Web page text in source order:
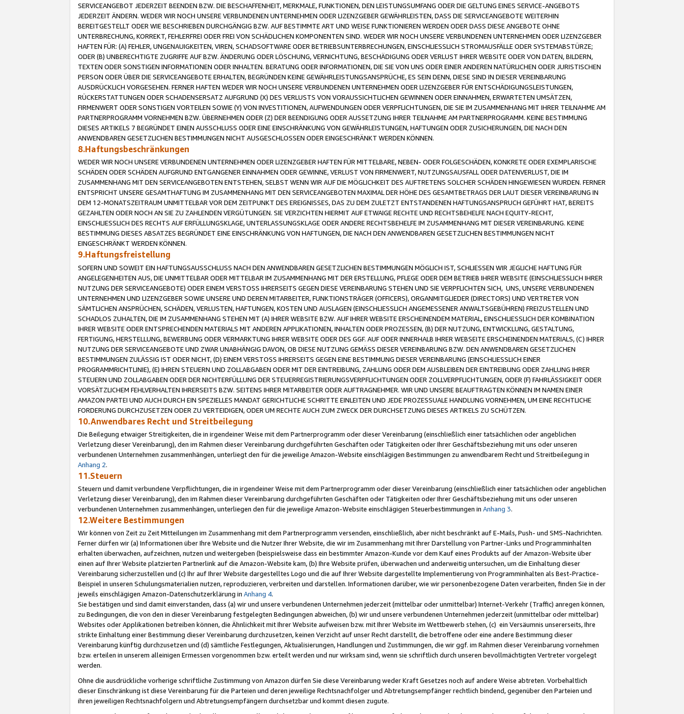
SERVICEANGEBOT JEDERZEIT BEENDEN BZW. DIE BESCHAFFENHEIT, MERKMALE, FUNKTIONEN, DEN LEISTUNGSUMFANG ODER DIE GELTUNG EINES SERVICE-ANGEBOTS
JEDERZEIT ÄNDERN. WEDER WIR NOCH UNSERE VERBUNDENEN UNTERNEHMEN ODER LIZENZGEBER GEWÄHRLEISTEN, DASS DIE SERVICEANGEBOTE WEITERHIN
BEREITGESTELLT ODER WIE BESCHRIEBEN DURCHGÄNGIG BZW. AUF BESTIMMTE ART UND WEISE FUNKTIONIEREN WERDEN ODER DASS DIESE ANGEBOTE OHNE
UNTERBRECHUNG, KORREKT, FEHLERFREI ODER FREI VON SCHÄDLICHEN KOMPONENTEN SIND. WEDER WIR NOCH UNSERE VERBUNDENEN UNTERNEHMEN ODER LIZENZGEBER
HAFTEN FÜR: (A) FEHLER, UNGENAUIGKEITEN, VIREN, SCHADSOFTWARE ODER BETRIEBSUNTERBRECHUNGEN, EINSCHLIESSLICH STROMAUSFÄLLE ODER SYSTEMABSTÜRZE;
ODER (B) UNBERECHTIGTE ZUGRIFFE AUF BZW. ÄNDERUNG ODER LÖSCHUNG, VERNICHTUNG, BESCHÄDIGUNG ODER VERLUST IHRER WEBSITE ODER VON DATEN, BILDERN,
TEXTEN ODER SONSTIGEN INFORMATIONEN ODER INHALTEN. BERATUNG ODER INFORMATIONEN, DIE SIE VON UNS ODER EINER ANDEREN NATÜRLICHEN ODER JURISTISCHEN
PERSON ODER ÜBER DIE SERVICEANGEBOTE ERHALTEN, BEGRÜNDEN KEINE GEWÄHRLEISTUNGSANSPRÜCHE, ES SEIN DENN, DIESE SIND IN DIESER VEREINBARUNG
AUSDRÜCKLICH VORGESEHEN. FERNER HAFTEN WEDER WIR NOCH UNSERE VERBUNDENEN UNTERNEHMEN ODER LIZENZGEBER FÜR ENTSCHÄDIGUNGSLEISTUNGEN,
RÜCKERSTATTUNGEN ODER SCHADENSERSATZ AUFGRUND (X) DES VERLUSTS VON VORAUSSICHTLICHEN GEWINNEN ODER EINNAHMEN, ERWARTETEN UMSÄTZEN,
FIRMENWERT ODER SONSTIGEN VORTEILEN SOWIE (Y) VON INVESTITIONEN, AUFWENDUNGEN ODER VERPFLICHTUNGEN, DIE SIE IM ZUSAMMENHANG MIT IHRER TEILNAHME AM
PARTNERPROGRAMM VORNEHMEN BZW. ÜBERNEHMEN ODER (Z) DER BEENDIGUNG ODER AUSSETZUNG IHRER TEILNAHME AM PARTNERPROGRAMM. KEINE BESTIMMUNG
DIESES ARTIKELS 7 BEGRÜNDET EINEN AUSSCHLUSS ODER EINE EINSCHRÄNKUNG VON GEWÄHRLEISTUNGEN, HAFTUNGEN ODER ZUSICHERUNGEN, DIE NACH DEN
ANWENDBAREN GESETZLICHEN BESTIMMUNGEN NICHT AUSGESCHLOSSEN ODER EINGESCHRÄNKT WERDEN KÖNNEN.
8.Haftungsbeschränkungen
WEDER WIR NOCH UNSERE VERBUNDENEN UNTERNEHMEN ODER LIZENZGEBER HAFTEN FÜR MITTELBARE, NEBEN- ODER FOLGESCHÄDEN, KONKRETE ODER EXEMPLARISCHE
SCHÄDEN ODER SCHÄDEN AUFGRUND ENTGANGENER EINNAHMEN ODER GEWINNE, VERLUST VON FIRMENWERT, NUTZUNGSAUSFALL ODER DATENVERLUST, DIE IM
ZUSAMMENHANG MIT DEN SERVICEANGEBOTEN ENTSTEHEN, SELBST WENN WIR AUF DIE MÖGLICHKEIT DES AUFTRETENS SOLCHER SCHÄDEN HINGEWIESEN WURDEN. FERNER
ENTSPRICHT UNSERE GESAMTHAFTUNG IM ZUSAMMENHANG MIT DEN SERVICEANGEBOTEN MAXIMAL DER HÖHE DES GESAMTBETRAGS DER LAUT DIESER VEREINBARUNG IN
DEM 12-MONATSZEITRAUM UNMITTELBAR VOR DEM ZEITPUNKT DES EREIGNISSES, DAS ZU DEM ZULETZT ENTSTANDENEN HAFTUNGSANSPRUCH GEFÜHRT HAT, BEREITS
GEZAHLTEN ODER NOCH AN SIE ZU ZAHLENDEN VERGÜTUNGEN. SIE VERZICHTEN HIERMIT AUF ETWAIGE RECHTE UND RECHTSBEHELFE NACH EQUITY-RECHT,
EINSCHLIESSLICH DES RECHTS AUF ERFÜLLUNGSKLAGE, UNTERLASSUNGSKLAGE ODER ANDERE RECHTSBEHELFE IM ZUSAMMENHANG MIT DIESER VEREINBARUNG. KEINE
BESTIMMUNG DIESES ABSATZES BEGRÜNDET EINE EINSCHRÄNKUNG VON HAFTUNGEN, DIE NACH DEN ANWENDBAREN GESETZLICHEN BESTIMMUNGEN NICHT
EINGESCHRÄNKT WERDEN KÖNNEN.
9.Haftungsfreistellung
SOFERN UND SOWEIT EIN HAFTUNGSAUSSCHLUSS NACH DEN ANWENDBAREN GESETZLICHEN BESTIMMUNGEN MÖGLICH IST, SCHLIESSEN WIR JEGLICHE HAFTUNG FÜR
ANGELEGENHEITEN AUS, DIE UNMITTELBAR ODER MITTELBAR IM ZUSAMMENHANG MIT DER ERSTELLUNG, PFLEGE ODER DEM BETRIEB IHRER WEBSITE (EINSCHLIESSLICH IHRER
NUTZUNG DER SERVICEANGEBOTE) ODER EINEM VERSTOSS IHRERSEITS GEGEN DIESE VEREINBARUNG STEHEN UND SIE VERPFLICHTEN SICH, UNS, UNSERE VERBUNDENEN
UNTERNEHMEN UND LIZENZGEBER SOWIE UNSERE UND DEREN MITARBEITER, FUNKTIONSTRÄGER (OFFICERS), ORGANMITGLIEDER (DIRECTORS) UND VERTRETER VON
SÄMTLICHEN ANSPRÜCHEN, SCHÄDEN, VERLUSTEN, HAFTUNGEN, KOSTEN UND AUSLAGEN (EINSCHLIESSLICH ANGEMESSENER ANWALTSGEBÜHREN) FREIZUSTELLEN UND
SCHADLOS ZUHALTEN, DIE IM ZUSAMMENHANG STEHEN MIT (A) IHRER WEBSITE BZW. AUF IHRER WEBSITE ERSCHEINENDEM MATERIAL, EINSCHLIESSLICH DER KOMBINATION
IHRER WEBSITE ODER ENTSPRECHENDEN MATERIALS MIT ANDEREN APPLIKATIONEN, INHALTEN ODER PROZESSEN, (B) DER NUTZUNG, ENTWICKLUNG, GESTALTUNG,
FERTIGUNG, HERSTELLUNG, BEWERBUNG ODER VERMARKTUNG IHRER WEBSITE ODER DES GGF. AUF ODER INNERHALB IHRER WEBSEITE ERSCHEINENDEN MATERIALS, (C) IHRER
NUTZUNG DER SERVICEANGEBOTE UND ZWAR UNABHÄNGIG DAVON, OB DIESE NUTZUNG GEMÄSS DIESER VEREINBARUNG BZW. DEN ANWENDBAREN GESETZLICHEN
BESTIMMUNGEN ZULÄSSIG IST ODER NICHT, (D) EINEM VERSTOSS IHRERSEITS GEGEN EINE BESTIMMUNG DIESER VEREINBARUNG (EINSCHLIESSLICH EINER
PROGRAMMRICHTLINIE), (E) IHREN STEUERN UND ZOLLABGABEN ODER MIT DER EINTREIBUNG, ZAHLUNG ODER DEM AUSBLEIBEN DER EINTREIBUNG ODER ZAHLUNG IHRER
STEUERN UND ZOLLABGABEN ODER DER NICHTERFÜLLUNG DER STEUERREGISTRIERUNGSVERPFLICHTUNGEN ODER ZOLLVERPFLICHTUNGEN, ODER (F) FAHRLÄSSIGKEIT ODER
VORSÄTZLICHEM FEHLVERHALTEN IHRERSEITS BZW. SEITENS IHRER MITARBEITER ODER AUFTRAGNEHMER. WIR UND UNSERE BEAUFTRAGTEN KÖNNEN IM NAMEN EINER
AMAZON PARTEI UND AUCH DURCH EIN SPEZIELLES MANDAT GERICHTLICHE SCHRITTE EINLEITEN UND JEDE PROZESSUALE HANDLUNG VORNEHMEN, UM EINE RECHTLICHE
FORDERUNG DURCHZUSETZEN ODER ZU VERTEIDIGEN, ODER UM RECHTE AUCH ZUM ZWECK DER DURCHSETZUNG DIESES ARTIKELS ZU SCHÜTZEN.
10.Anwendbares Recht und Streitbeilegung
Die Beilegung etwaiger Streitigkeiten, die in irgendeiner Weise mit dem Partnerprogramm oder dieser Vereinbarung (einschließlich einer tatsächlichen oder angeblichen
Verletzung dieser Vereinbarung), den im Rahmen dieser Vereinbarung durchgeführten Geschäften oder Tätigkeiten oder Ihrer Geschäftsbeziehung mit uns oder unseren
verbundenen Unternehmen zusammenhängen, unterliegt den für die jeweilige Amazon-Website einschlägigen Bestimmungen zu anwendbarem Recht und Streitbeilegung in
Anhang 2.
11.Steuern
Steuern und damit verbundene Verpflichtungen, die in irgendeiner Weise mit dem Partnerprogramm oder dieser Vereinbarung (einschließlich einer tatsächlichen oder angeblichen
Verletzung dieser Vereinbarung), den im Rahmen dieser Vereinbarung durchgeführten Geschäften oder Tätigkeiten oder Ihrer Geschäftsbeziehung mit uns oder unseren
verbundenen Unternehmen zusammenhängen, unterliegen den für die jeweilige Amazon-Website einschlägigen Steuerbestimmungen in Anhang 3.
12.Weitere Bestimmungen
Wir können von Zeit zu Zeit Mitteilungen im Zusammenhang mit dem Partnerprogramm versenden, einschließlich, aber nicht beschränkt auf E-Mails, Push- und SMS-Nachrichten.
Ferner dürfen wir (a) Informationen über Ihre Website und die Nutzer Ihrer Website, die wir im Zusammenhang mit Ihrer Darstellung von Partner-Links und Programminhalten
erhalten überwachen, aufzeichnen, nutzen und weitergeben (beispielsweise dass ein bestimmter Amazon-Kunde vor dem Kauf eines Produkts auf der Amazon-Website über
einen auf Ihrer Website platzierten Partnerlink auf die Amazon-Website kam, (b) Ihre Website prüfen, überwachen und anderweitig untersuchen, um die Einhaltung dieser
Vereinbarung sicherzustellen und (c) Ihr auf Ihrer Website dargestelltes Logo und die auf Ihrer Website dargestellte Implementierung von Programminhalten als Best-Practice-
Beispiel in unseren Schulungsmaterialien nutzen, reproduzieren, verbreiten und darstellen. Informationen darüber, wie wir personenbezogene Daten verarbeiten, finden Sie in der
jeweils einschlägigen Amazon-Datenschutzerklärung in Anhang 4.
Sie bestätigen und sind damit einverstanden, dass (a) wir und unsere verbundenen Unternehmen jederzeit (mittelbar oder unmittelbar) Internet-Verkehr (Traffic) anregen können,
zu Bedingungen, die von den in dieser Vereinbarung festgelegten Bedingungen abweichen, (b) wir und unsere verbundenen Unternehmen jederzeit (unmittelbar oder mittelbar)
Websites oder Applikationen betreiben können, die Ähnlichkeit mit Ihrer Website aufweisen bzw. mit Ihrer Website im Wettbewerb stehen, (c) ein Versäumnis unsererseits, Ihre
strikte Einhaltung einer Bestimmung dieser Vereinbarung durchzusetzen, keinen Verzicht auf unser Recht darstellt, die betroffene oder eine andere Bestimmung dieser
Vereinbarung künftig durchzusetzen und (d) sämtliche Festlegungen, Aktualisierungen, Handlungen und Zustimmungen, die wir ggf. im Rahmen dieser Vereinbarung vornehmen
bzw. erteilen in unserem alleinigen Ermessen vorgenommen bzw. erteilt werden und nur wirksam sind, wenn sie schriftlich durch unseren bevollmächtigten Vertreter vorgelegt
werden.
Ohne die ausdrückliche vorherige schriftliche Zustimmung von Amazon dürfen Sie diese Vereinbarung weder Kraft Gesetzes noch auf andere Weise abtreten. Vorbehaltlich
dieser Einschränkung ist diese Vereinbarung für die Parteien und deren jeweilige Rechtsnachfolger und Abtretungsempfänger rechtlich bindend, gegenüber den Parteien und
ihren jeweiligen Rechtsnachfolgern und Abtretungsempfängern durchsetzbar und kommt diesen zugute.